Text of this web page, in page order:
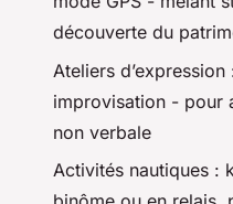
découverte du
Ateliers
improvisation - pour
non verbale
Activités nautiques :